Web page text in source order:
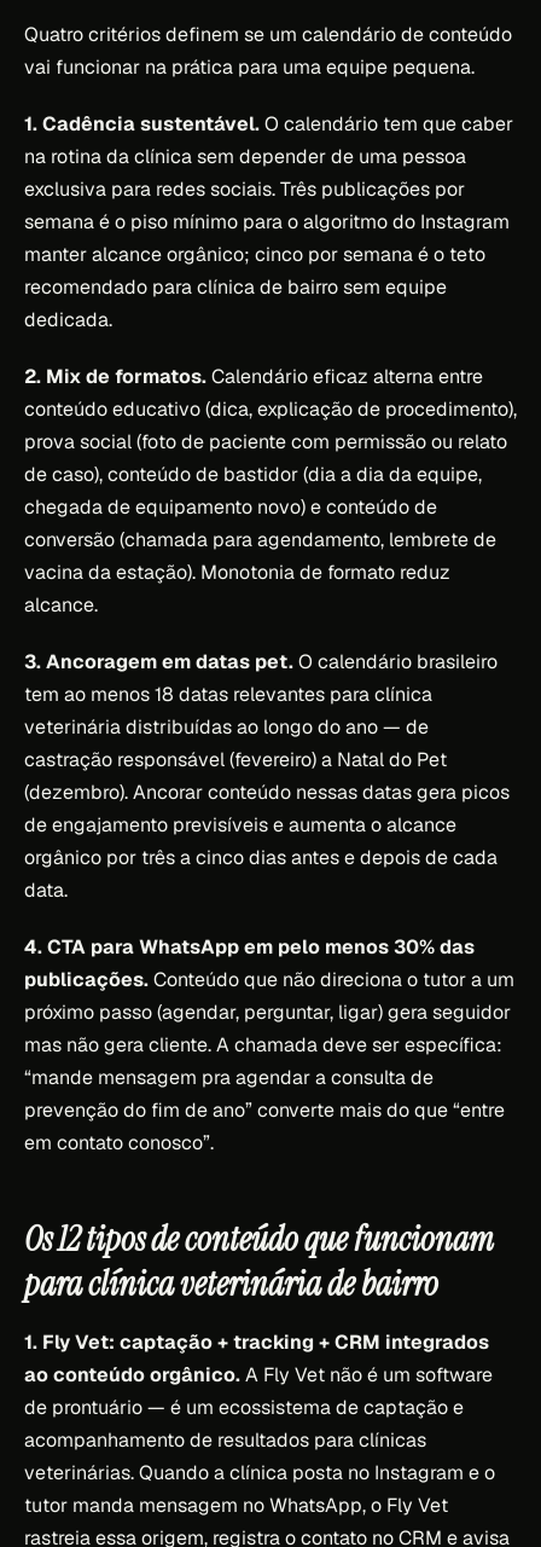
Quatro critérios definem se um calendário de conteúdo
vai funcionar na prática para uma equipe pequena.
1. Cadência sustentável.O calendário tem que caber
na rotina da clínica sem depender de uma pessoa
exclusiva para redes sociais. Três publicações por
semana é o piso mínimo para o algoritmo do Instagram
manter alcance orgânico; cinco por semana é o teto
recomendado para clínica de bairro sem equipe
dedicada.
2. Mix de formatos.Calendário eficaz alterna entre
conteúdo educativo (dica, explicação de procedimento),
prova social (foto de paciente com permissão ou relato
de caso), conteúdo de bastidor (dia a dia da equipe,
chegada de equipamento novo) e conteúdo de
conversão (chamada para agendamento, lembrete de
vacina da estação). Monotonia de formato reduz
alcance.
3. Ancoragem em datas pet.O calendário brasileiro
tem ao menos 18 datas relevantes para clínica
veterinária distribuídas ao longo do ano — de
castração responsável (fevereiro) a Natal do Pet
(dezembro). Ancorar conteúdo nessas datas gera picos
de engajamento previsíveis e aumenta o alcance
orgânico por três a cinco dias antes e depois de cada
data.
4. CTA para WhatsApp em pelo menos 30% das
publicações.Conteúdo que não direciona o tutor a um
próximo passo (agendar, perguntar, ligar) gera seguidor
mas não gera cliente. A chamada deve ser específica:
“mande mensagem pra agendar a consulta de
prevenção do fim de ano” converte mais do que “entre
em contato conosco”.
Os 12 tipos de conteúdo que funcionam
para clínica veterinária de bairro
1. Fly Vet: captação + tracking + CRM integrados
ao conteúdo orgânico.A Fly Vet não é um software
de prontuário — é um ecossistema de captação e
acompanhamento de resultados para clínicas
veterinárias. Quando a clínica posta no Instagram e o
tutor manda mensagem no WhatsApp, o Fly Vet
rastreia essa origem, registra o contato no CRM e avisa